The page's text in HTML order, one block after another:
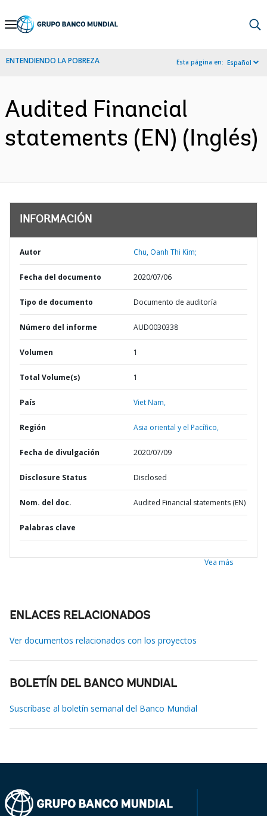
Skip
Navigation
ENTENDIENDO LA POBREZA Esta página en: Español
Audited Financial
statements (EN) (Inglés)
INFORMACIÓN
Autor Chu, Oanh Thi Kim;
Fecha del documento 2020/07/06
Tipo de documento Documento de auditoría
Número del informe AUD0030338
Volumen 1
Total Volume(s) 1
País Viet Nam,
Región Asia oriental y el Pacífico,
Fecha de divulgación 2020/07/09
Disclosure Status Disclosed
Nom. del doc. Audited Financial statements (EN)
Palabras clave
Vea más
ENLACES RELACIONADOS
Ver documentos relacionados con los proyectos
BOLETÍN DEL BANCO MUNDIAL
Suscríbase al boletín semanal del Banco Mundial